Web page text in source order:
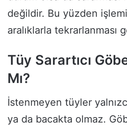
değildir. Bu yüzden
aralıklarla tekrarlanması
Tüy Sarartıcı
Mı?
İstenmeyen tüyler
ya da bacakta olmaz.